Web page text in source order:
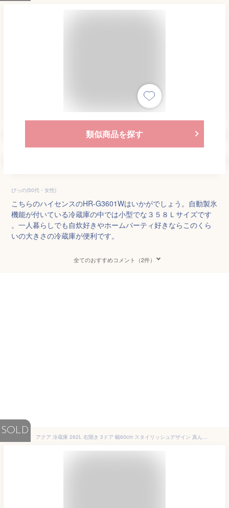
類似商品を探す
ぴっの(50代・女性)
こちらのハイセンスのHR-G3601Wはいかがでしょう。自動製氷
機能が付いている冷蔵庫の中では小型でな３５８Ｌサイズです
。一人暮らしでも自炊好きやホームパーティ好きならこのくら
いの大きさの冷蔵庫が便利です。
全てのおすすめコメント（2件）
SOLD
アクア 冷蔵庫 262L 右開き 3ドア 幅60cm スタイリッシュデザイン 真ん中冷凍室 自動製氷 AQR-S26R ゴールド系